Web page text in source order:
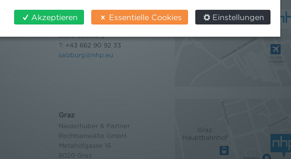
Rechtsanwälte GmbH
Wilhelm-Spazier-Straße 2a
5020 Salzburg
T: +43 662 90 92 33
salzburg@nhp.eu
Graz
Niederhuber & Partner
Rechtsanwälte GmbH
Metahofgasse 16
8020 Graz
Akzeptieren Essentielle Cookies Einstellungen